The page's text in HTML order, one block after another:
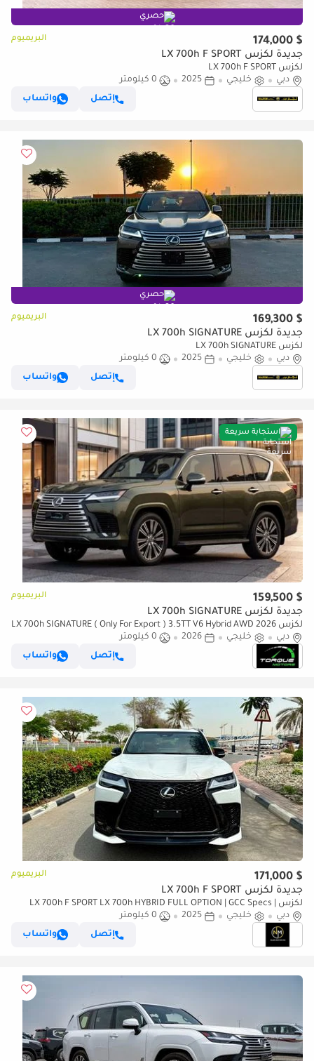
حصري
$ 174,000 البريميوم
جديدة لكزس LX 700h F SPORT
لكزس LX 700h F SPORT
دبي
خليجي 2025
0 كيلومتر
إتصل
واتساب
حصري
$ 169,300 البريميوم
جديدة لكزس LX 700h SIGNATURE
لكزس LX 700h SIGNATURE
دبي
خليجي 2025
0 كيلومتر
إتصل
واتساب
استجابة سريعة
$ 159,500 البريميوم
جديدة لكزس LX 700h SIGNATURE
لكزس LX 700h SIGNATURE ( Only For Export ) 3.5TT V6 Hybrid AWD 2026
GCC BRAND NEW
دبي خليجي 2026
0 كيلومتر
إتصل
واتساب
$ 171,000 البريميوم
جديدة لكزس LX 700h F SPORT
لكزس LX 700h F SPORT LX 700h HYBRID FULL OPTION | GCC Specs |
Brand Hybrid Luxury
دبي خليجي 2025
0 كيلومتر
إتصل
واتساب